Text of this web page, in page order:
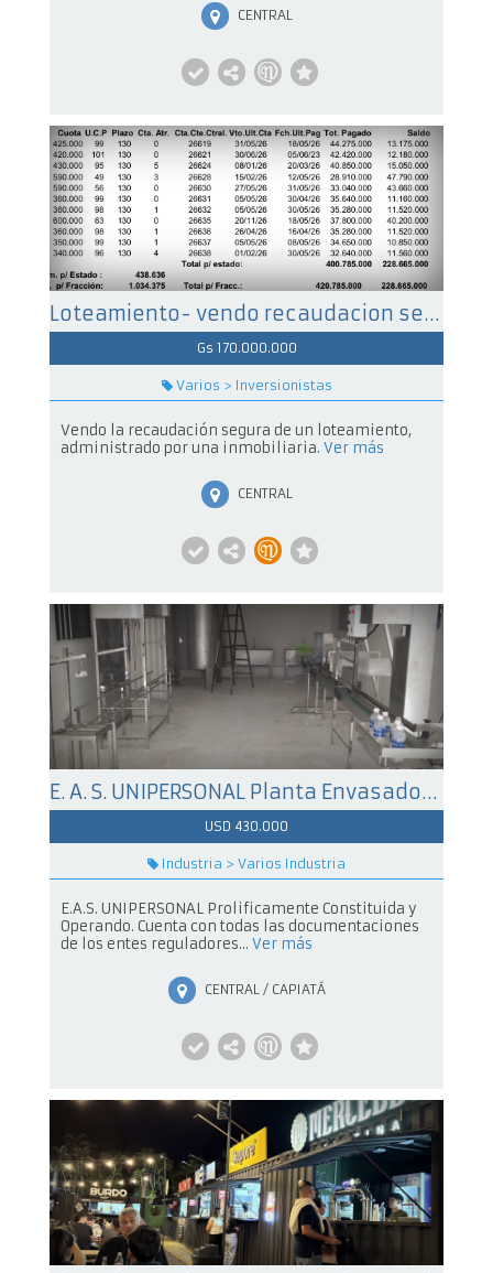
CENTRAL
Loteamiento- vendo recaudacion segura
Gs 170.000.000
Varios > Inversionistas
Vendo la recaudación segura de un loteamiento,
administrado por una inmobiliaria. Ver más
CENTRAL
E. A. S. UNIPERSONAL Planta Envasadora de Agua Mineral Natural
USD 430.000
Industria > Varios Industria
E.A.S. UNIPERSONAL Prolificamente Constituida y
Operando. Cuenta con todas las documentaciones
de los entes reguladores... Ver más
CENTRAL / CAPIATÁ